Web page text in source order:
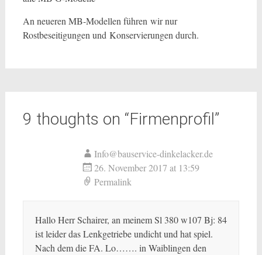
An neueren MB-Modellen führen wir nur
Rostbeseitigungen und Konservierungen durch.
9 thoughts on “Firmenprofil”
Info@bauservice-dinkelacker.de
26. November 2017 at 13:59
Permalink
Hallo Herr Schairer, an meinem Sl 380 w107 Bj: 84
ist leider das Lenkgetriebe undicht und hat spiel.
Nach dem die FA. Lo……. in Waiblingen den